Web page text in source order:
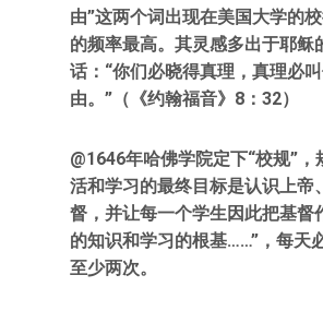
由”这两个词出现在美国大学的
的频率最高。其灵感多出于耶稣
话：“你们必晓得真理，真理必
由。”（《约翰福音》 8 ： 32）
@1646年哈佛学院定下“校规”，
活和学习的最终目标是认识上帝
督，并让每一个学生因此把基督
的知识和学习的根基……” ，每天
至少两次。